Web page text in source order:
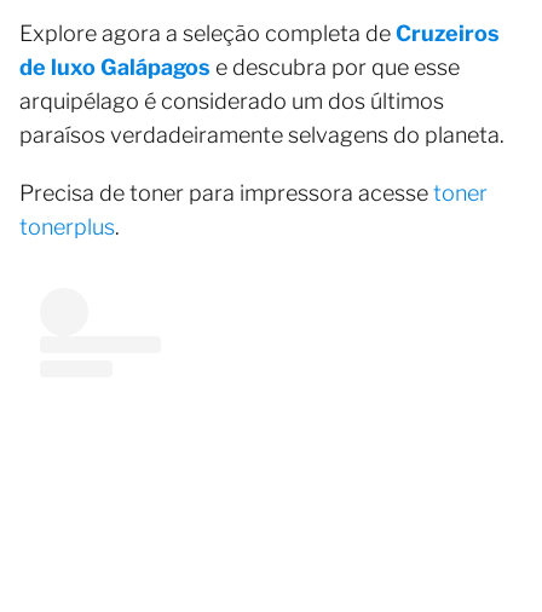
Explore agora a seleção completa deCruzeiros
de luxo Galápagos e descubra por que esse
arquipélago é considerado um dos últimos
paraísos verdadeiramente selvagens do planeta.
Precisa de toner para impressora acessetoner
tonerplus.